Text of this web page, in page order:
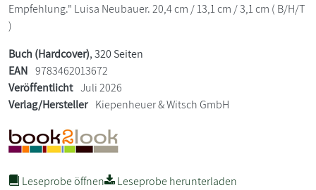
Empfehlung." Luisa Neubauer. 20,4 cm / 13,1 cm / 3,1 cm ( B/H/T
)
Buch (Hardcover), 320 Seiten
EAN 9783462013672
Veröffentlicht Juli 2026
Verlag/Hersteller Kiepenheuer & Witsch GmbH
Leseprobe öffnen
Leseprobe herunterladen